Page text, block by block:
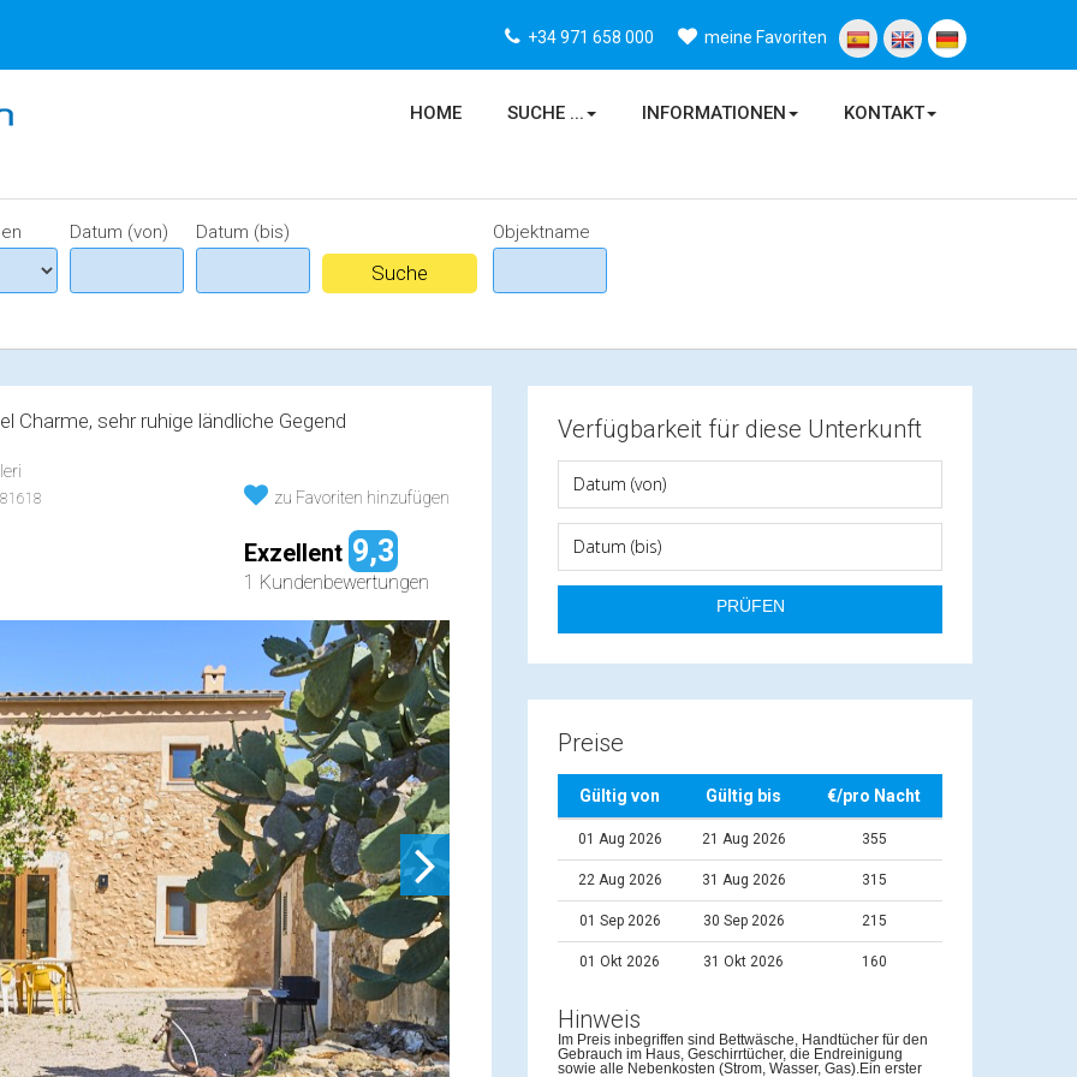
meine Favoriten
+34 971 658 000
HOME SUCHE ... INFORMATIONEN KONTAKT
Datum (von) Datum (bis) Objektname
sehr ruhige ländliche Gegend
zu Favoriten hinzufügen
Exzellent 9,3
1 Kundenbewertungen
Verfügbarkeit für diese Unterkunft
Preise
Gültig von Gültig bis €/pro Nacht
01 Aug 2026 21 Aug 2026 355
22 Aug 2026 31 Aug 2026 315
01 Sep 2026 30 Sep 2026 215
01 Okt 2026 31 Okt 2026 160
Hinweis
Im Preis inbegriffen sind Bettwäsche, Handtücher für den
Gebrauch im Haus, Geschirrtücher, die Endreinigung
sowie alle Nebenkosten (Strom, Wasser, Gas).Ein erster